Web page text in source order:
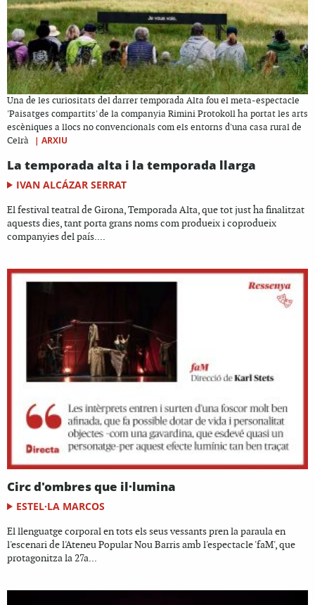
Una de les curiositats del darrer temporada Alta fou el meta-espectacle
'Paisatges compartits' de la companyia Rimini Protokoll ha portat les arts
escèniques a llocs no convencionals com els entorns d'una casa rural de
Celrà
| ARXIU
La temporada alta i la temporada llarga
IVAN ALCÁZAR SERRAT
El festival teatral de Girona, Temporada Alta, que tot just ha finalitzat
aquests dies, tant porta grans noms com produeix i coprodueix
companyies del país....
Circ d'ombres que il·lumina
ESTEL·LA MARCOS
El llenguatge corporal en tots els seus vessants pren la paraula en
l'escenari de l'Ateneu Popular Nou Barris amb l'espectacle 'faM', que
protagonitza la 27a...